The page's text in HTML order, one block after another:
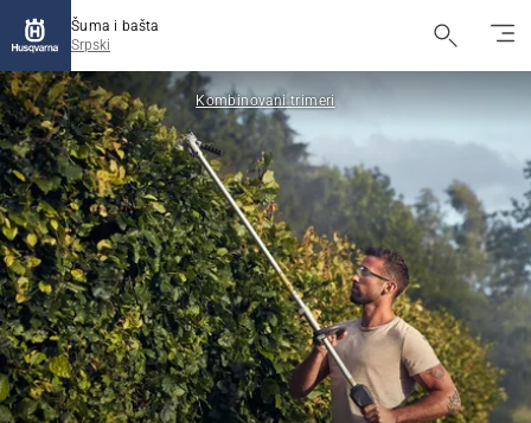
Šuma i bašta
Srpski
Kombinovani trimeri